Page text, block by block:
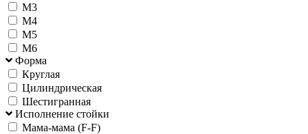
М3
М4
М5
М6
Форма
Круглая
Цилиндрическая
Шестигранная
Исполнение стойки
Мама-мама (F-F)